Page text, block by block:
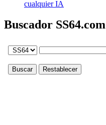
cualquier IA
Buscador SS64.com